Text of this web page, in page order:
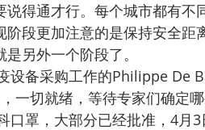
说得通才行。每个城市都有
阶段更加注意的是保持安全
另外一个阶段了。
设备采购工作的Philippe De
一切就绪，等待专家们确定
口罩，大部分已经批准，4月